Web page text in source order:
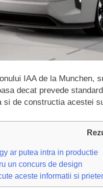
IAA de la Munchen,
decat prevede
si de constructia acestei
ar putea intra in productie
un concurs de design
aceste informatii si